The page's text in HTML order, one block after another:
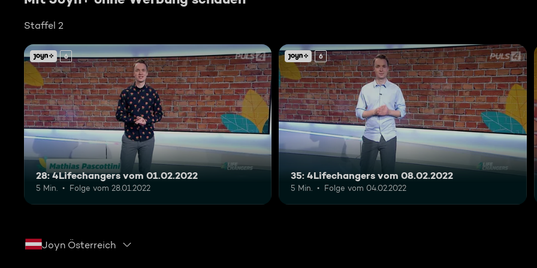
Staffel 2
6
28: 4Lifechangers vom 01.02.2022
5 Min. Folge vom 28.01.2022
6
35: 4Lifechangers vom 08.02.2022
5 Min. Folge vom 04.02.2022
Joyn Österreich